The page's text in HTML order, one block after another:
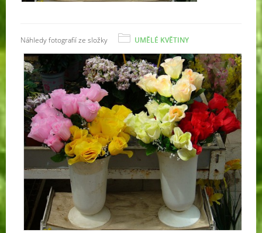
Náhledy fotografií ze složky UMĚLÉ KVĚTINY